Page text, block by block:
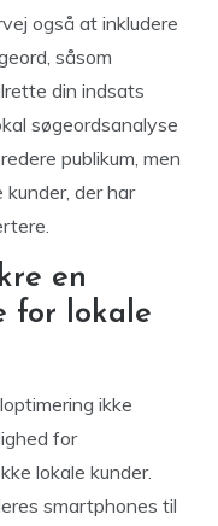
også at inkludere
såsom
din indsats
søgeordsanalyse
publikum, men
der har
en
for lokale
ikke
for
lokale kunder.
smartphones til